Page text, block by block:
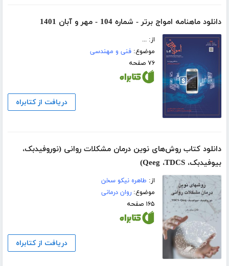
دانلود ماهنامه امواج برتر - شماره 104 - مهر و آبان 1401
از: ...
موضوع:فنی و مهندسی
۷۶ صفحه
دریافت از کتابراه
دانلود کتاب روش‌های نوین درمان مشکلات روانی (نوروفیدبک،
بیوفیدبک، Qeeg ،TDCS)
از: طاهره نیکو سخن
موضوع:روان درمانی
۱۶۵ صفحه
دریافت از کتابراه